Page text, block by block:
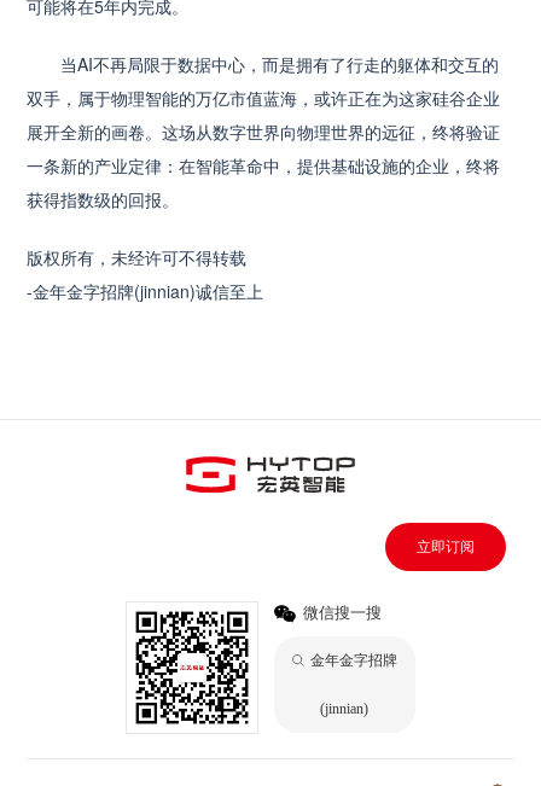
可能将在5年内完成。
当AI不再局限于数据中心，而是拥有了行走的躯体和交互的
双手，属于物理智能的万亿市值蓝海，或许正在为这家硅谷企业
展开全新的画卷。这场从数字世界向物理世界的远征，终将验证
一条新的产业定律：在智能革命中，提供基础设施的企业，终将
获得指数级的回报。
版权所有，未经许可不得转载
-金年金字招牌(jinnian)诚信至上
立即订阅
微信搜一搜
金年金字招牌
(jinnian)